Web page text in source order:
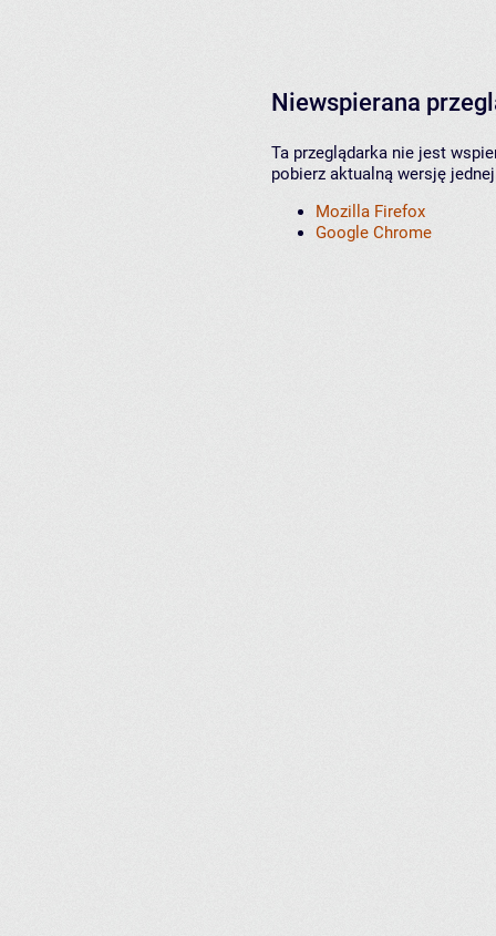
Niewspierana
Ta przeglądarka nie jest
pobierz aktualną wersję
Mozilla Firefox
Google Chrome